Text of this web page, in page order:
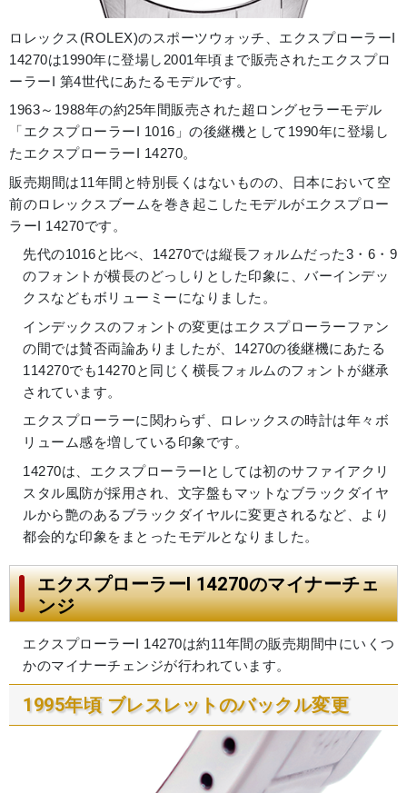
ロレックス(ROLEX)のスポーツウォッチ、エクスプローラーI
14270は1990年に登場し2001年頃まで販売されたエクスプロ
ーラーI 第4世代にあたるモデルです。
1963～1988年の約25年間販売された超ロングセラーモデル
「エクスプローラーI 1016」の後継機として1990年に登場し
たエクスプローラーI 14270。
販売期間は11年間と特別長くはないものの、日本において空
前のロレックスブームを巻き起こしたモデルがエクスプロー
ラーI 14270です。
先代の1016と比べ、14270では縦長フォルムだった3・6・9
のフォントが横長のどっしりとした印象に、バーインデッ
クスなどもボリューミーになりました。
インデックスのフォントの変更はエクスプローラーファン
の間では賛否両論ありましたが、14270の後継機にあたる
114270でも14270と同じく横長フォルムのフォントが継承
されています。
エクスプローラーに関わらず、ロレックスの時計は年々ボ
リューム感を増している印象です。
14270は、エクスプローラーIとしては初のサファイアクリ
スタル風防が採用され、文字盤もマットなブラックダイヤ
ルから艶のあるブラックダイヤルに変更されるなど、より
都会的な印象をまとったモデルとなりました。
エクスプローラーI 14270のマイナーチェ
ンジ
エクスプローラーI 14270は約11年間の販売期間中にいくつ
かのマイナーチェンジが行われています。
1995年頃 ブレスレットのバックル変更